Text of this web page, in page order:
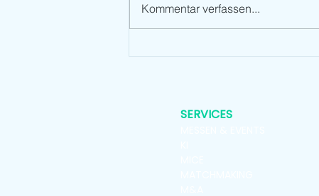
Kommentar verfassen...
SERVICES